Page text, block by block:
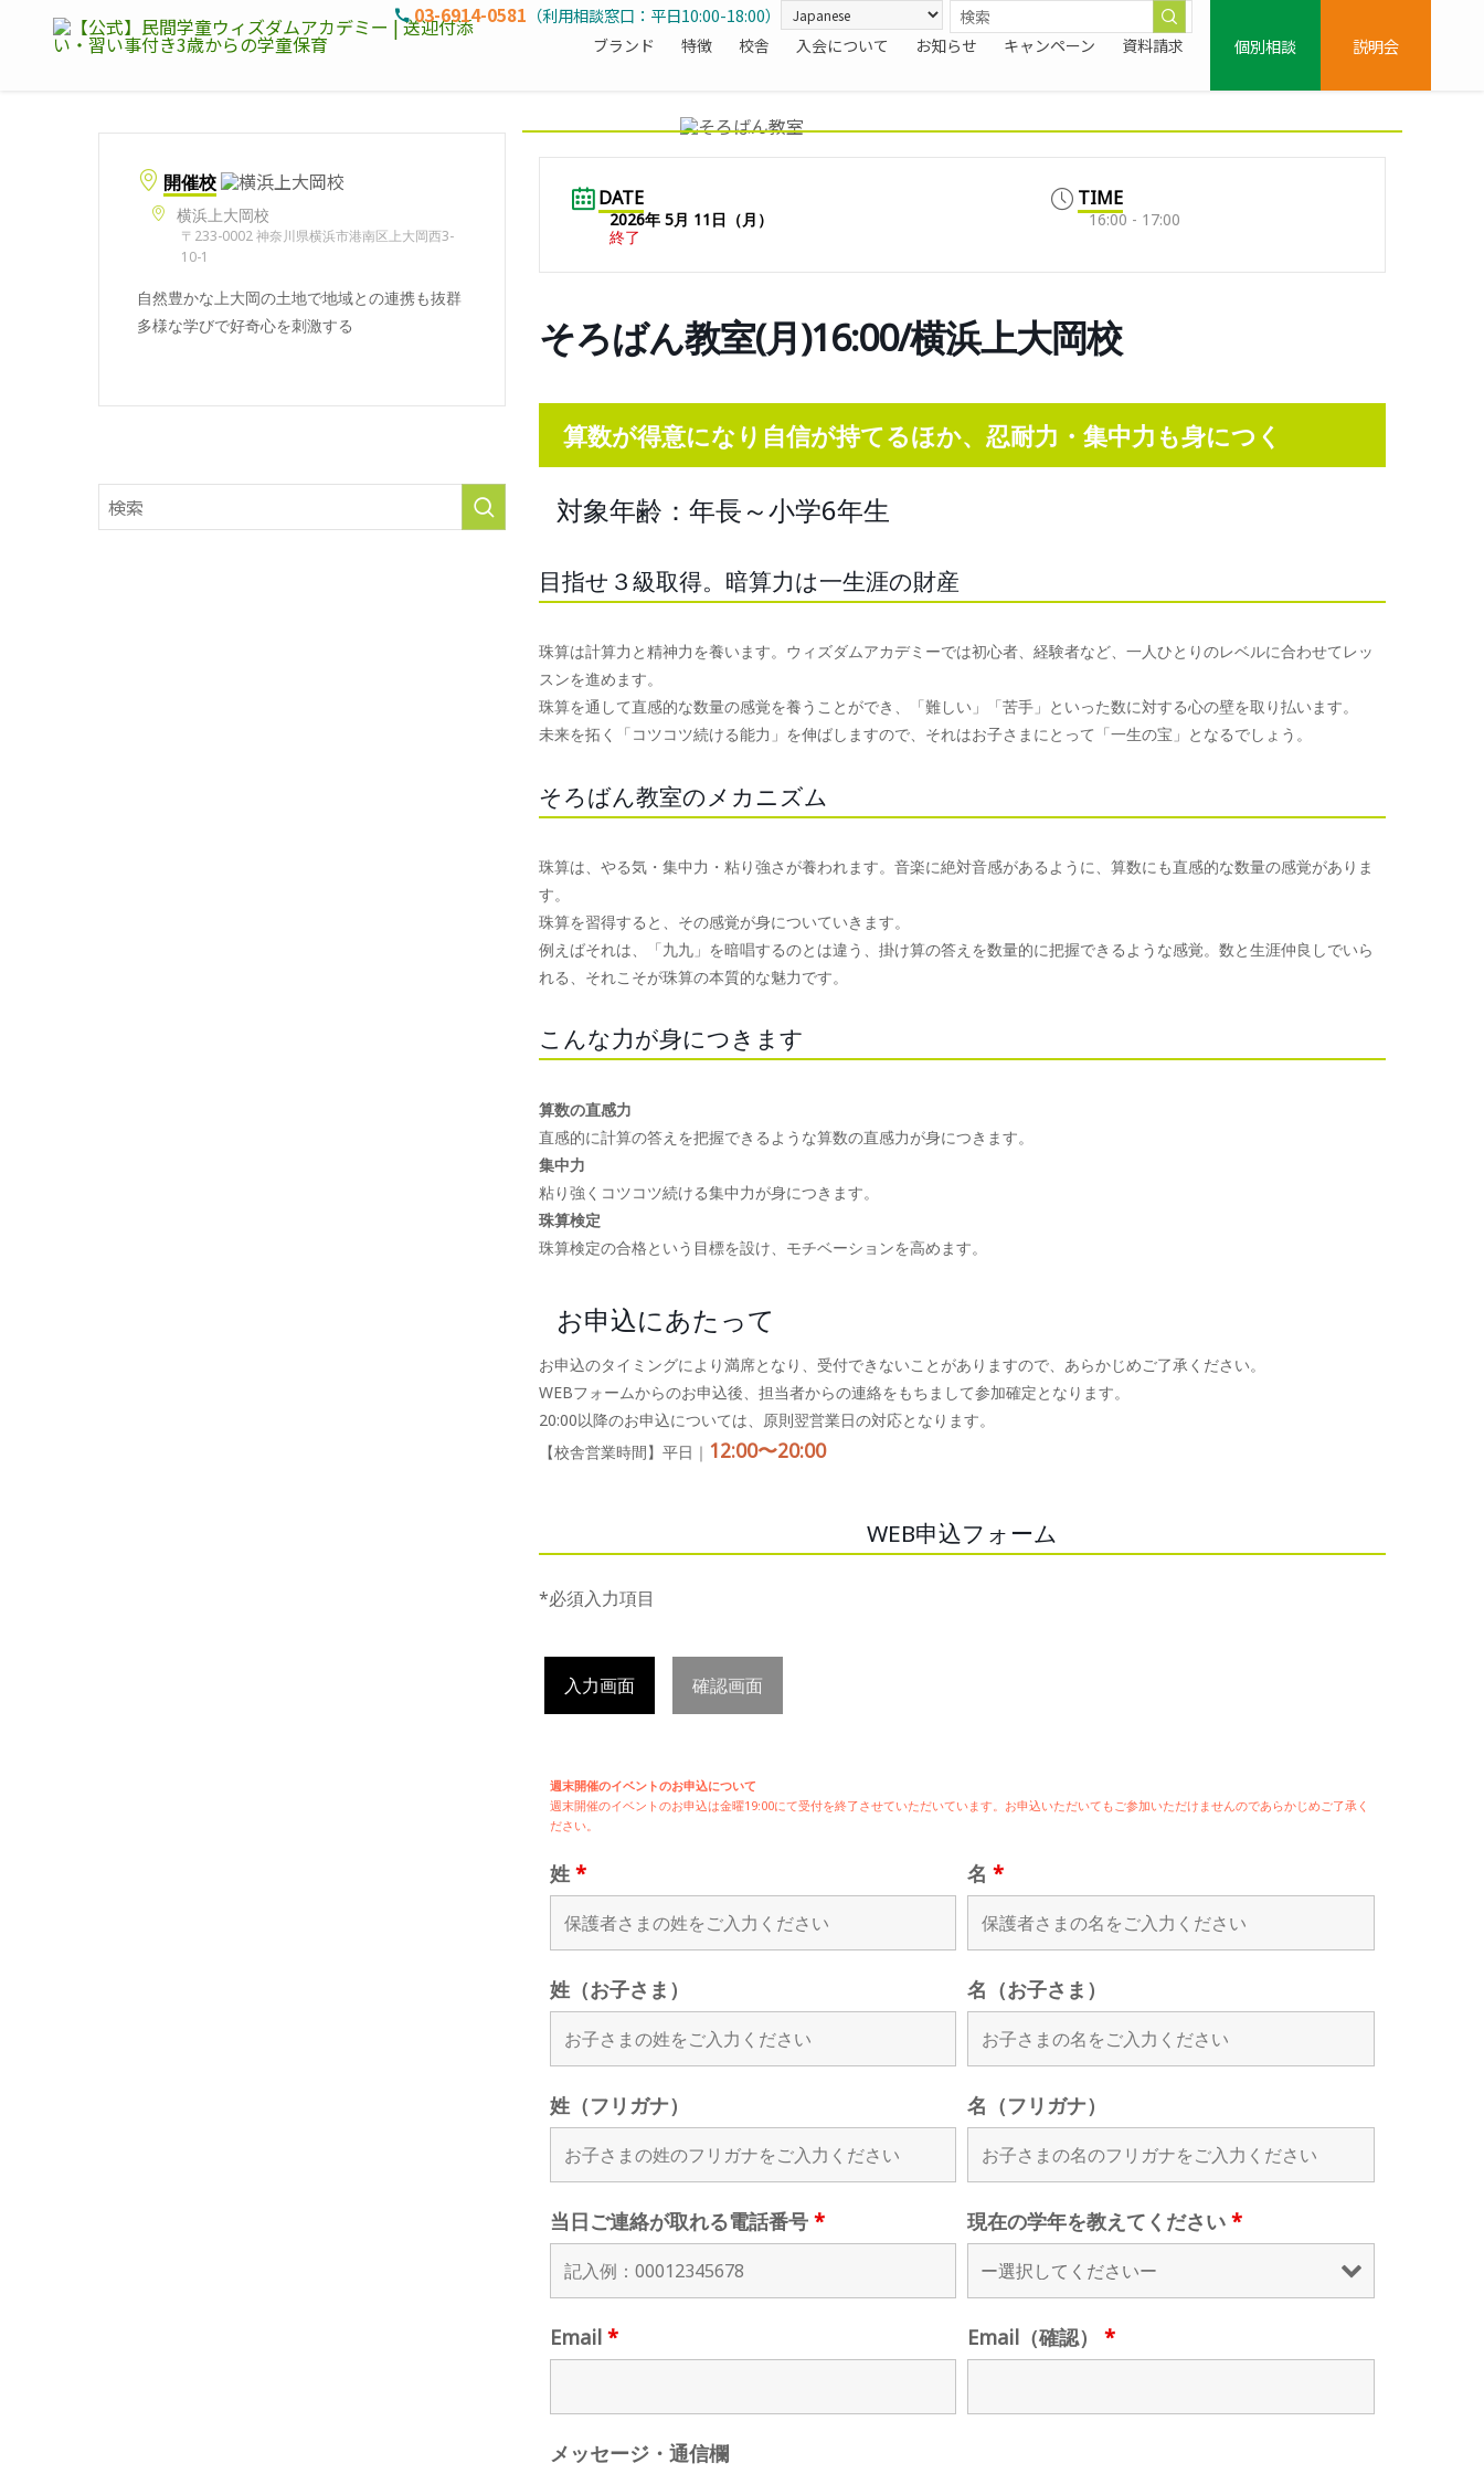
ブランド 特徴 校舎 入会について お知らせ キャンペーン 資料請求
03-6914-0581 （利用相談窓口：平日10:00-18:00）
個別相談
説明会
開催校
横浜上大岡校
〒233-0002 神奈川県横浜市港南区上大岡西3-
10-1
自然豊かな上大岡の土地で地域との連携も抜群
多様な学びで好奇心を刺激する
DATE
2026年 5月 11日（月）
終了
TIME
16:00 - 17:00
そろばん教室(月)16:00/横浜上大岡校
算数が得意になり自信が持てるほか、忍耐力・集中力も身につく
対象年齢：年長～小学6年生
目指せ３級取得。暗算力は一生涯の財産
珠算は計算力と精神力を養います。ウィズダムアカデミーでは初心者、経験者など、一人ひとりのレベルに合わせてレッ
スンを進めます。
珠算を通して直感的な数量の感覚を養うことができ、「難しい」「苦手」といった数に対する心の壁を取り払います。
未来を拓く「コツコツ続ける能力」を伸ばしますので、それはお子さまにとって「一生の宝」となるでしょう。
そろばん教室のメカニズム
珠算は、やる気・集中力・粘り強さが養われます。音楽に絶対音感があるように、算数にも直感的な数量の感覚がありま
す。
珠算を習得すると、その感覚が身についていきます。
例えばそれは、「九九」を暗唱するのとは違う、掛け算の答えを数量的に把握できるような感覚。数と生涯仲良しでいら
れる、それこそが珠算の本質的な魅力です。
こんな力が身につきます
算数の直感力
直感的に計算の答えを把握できるような算数の直感力が身につきます。
集中力
粘り強くコツコツ続ける集中力が身につきます。
珠算検定
珠算検定の合格という目標を設け、モチベーションを高めます。
お申込にあたって
お申込のタイミングにより満席となり、受付できないことがありますので、あらかじめご了承ください。
WEBフォームからのお申込後、担当者からの連絡をもちまして参加確定となります。
20:00以降のお申込については、原則翌営業日の対応となります。
【校舎営業時間】平日｜ 12:00〜20:00
WEB申込フォーム
*必須入力項目
入力画面 確認画面
週末開催のイベントのお申込について
週末開催のイベントのお申込は金曜19:00にて受付を終了させていただいています。お申込いただいてもご参加いただけませんのであらかじめご了承く
ださい。
姓 * 名*
姓（お子さま） 名（お子さま）
姓（フリガナ） 名（フリガナ）
当日ご連絡が取れる電話番号 * 現在の学年を教えてください*
Email * Email（確認）*
メッセージ・通信欄